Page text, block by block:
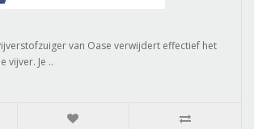
van Oase verwijdert effectief het
vijver. Je ..